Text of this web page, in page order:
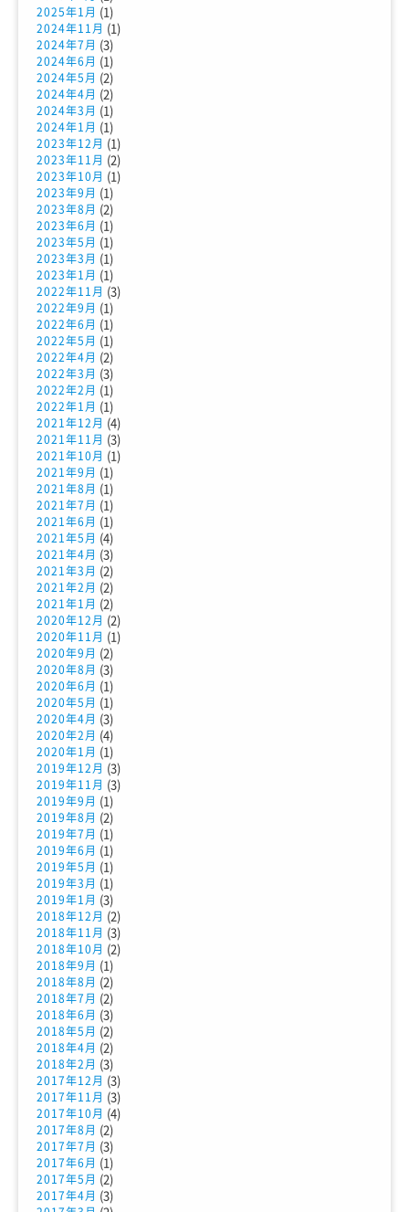
2025年1月 (1)
2024年11月 (1)
2024年7月 (3)
2024年6月 (1)
2024年5月 (2)
2024年4月 (2)
2024年3月 (1)
2024年1月 (1)
2023年12月 (1)
2023年11月 (2)
2023年10月 (1)
2023年9月 (1)
2023年8月 (2)
2023年6月 (1)
2023年5月 (1)
2023年3月 (1)
2023年1月 (1)
2022年11月 (3)
2022年9月 (1)
2022年6月 (1)
2022年5月 (1)
2022年4月 (2)
2022年3月 (3)
2022年2月 (1)
2022年1月 (1)
2021年12月 (4)
2021年11月 (3)
2021年10月 (1)
2021年9月 (1)
2021年8月 (1)
2021年7月 (1)
2021年6月 (1)
2021年5月 (4)
2021年4月 (3)
2021年3月 (2)
2021年2月 (2)
2021年1月 (2)
2020年12月 (2)
2020年11月 (1)
2020年9月 (2)
2020年8月 (3)
2020年6月 (1)
2020年5月 (1)
2020年4月 (3)
2020年2月 (4)
2020年1月 (1)
2019年12月 (3)
2019年11月 (3)
2019年9月 (1)
2019年8月 (2)
2019年7月 (1)
2019年6月 (1)
2019年5月 (1)
2019年3月 (1)
2019年1月 (3)
2018年12月 (2)
2018年11月 (3)
2018年10月 (2)
2018年9月 (1)
2018年8月 (2)
2018年7月 (2)
2018年6月 (3)
2018年5月 (2)
2018年4月 (2)
2018年2月 (3)
2017年12月 (3)
2017年11月 (3)
2017年10月 (4)
2017年8月 (2)
2017年7月 (3)
2017年6月 (1)
2017年5月 (2)
2017年4月 (3)